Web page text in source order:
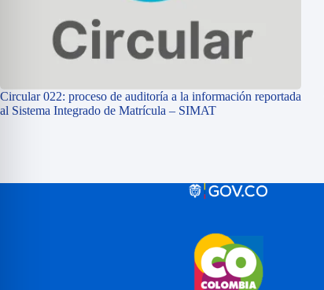
Circular 022: proceso de auditoría a la información reportada
al Sistema Integrado de Matrícula – SIMAT